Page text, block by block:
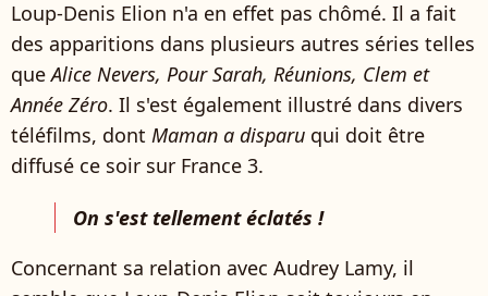
Loup-Denis Elion n'a en effet pas chômé. Il a fait
des apparitions dans plusieurs autres séries telles
queAlice Nevers, Pour Sarah, Réunions, Clem et
Année Zéro. Il s'est également illustré dans divers
téléfilms, dont Maman a disparu qui doit être
diffusé ce soir sur France 3.
On s'est tellement éclatés !
Concernant sa relation avec Audrey Lamy, il